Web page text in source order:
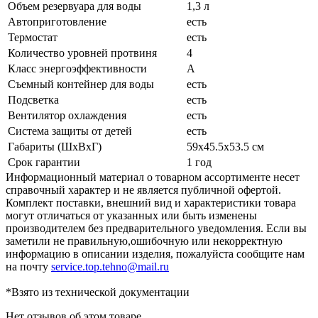
Объем резервуара для воды
1,3 л
Автоприготовление
есть
Термостат
есть
Количество уровней протвиня
4
Класс энергоэффективности
А
Съемный контейнер для воды
есть
Подсветка
есть
Вентилятор охлаждения
есть
Система защиты от детей
есть
Габариты (ШхВхГ)
59x45.5x53.5 см
Срок гарантии
1 год
Информационный материал о товарном ассортименте несет
справочный характер и не является публичной офертой.
Комплект поставки, внешний вид и характеристики товара
могут отличаться от указанных или быть изменены
производителем без предварительного уведомления. Если вы
заметили не правильную,ошибочную или некорректную
информацию в описании изделия, пожалуйста сообщите нам
на почту service.top.tehno@mail.ru
*Взято из технической документации